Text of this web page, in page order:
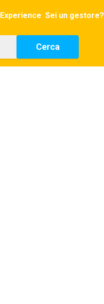
Experience Sei un gestore?
Cerca